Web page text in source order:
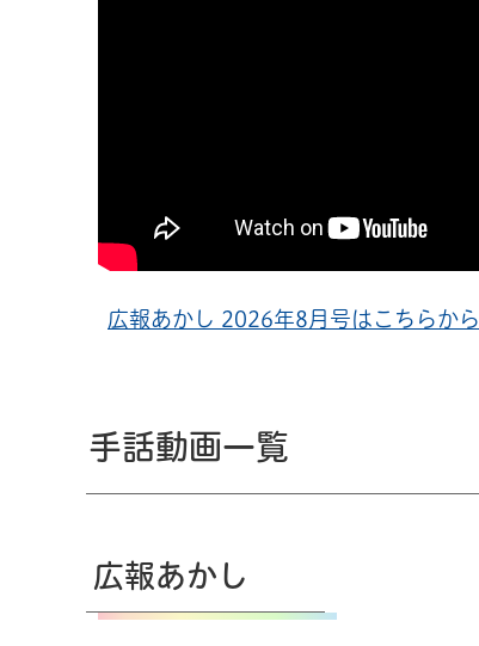
広報あかし 2026年8月号はこちらから
手話動画一覧
広報あかし